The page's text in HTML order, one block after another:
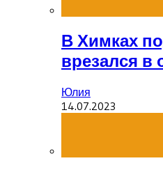
В Химках
врезался в
Юлия
14.07.2023